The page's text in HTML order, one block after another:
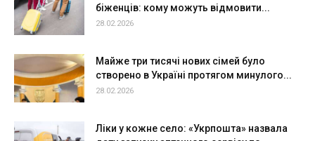
біженців: кому можуть відмовити...
28.02.2026
Майже три тисячі нових сімей було
створено в Україні протягом минулого...
28.02.2026
Ліки у кожне село: «Укрпошта» назвала